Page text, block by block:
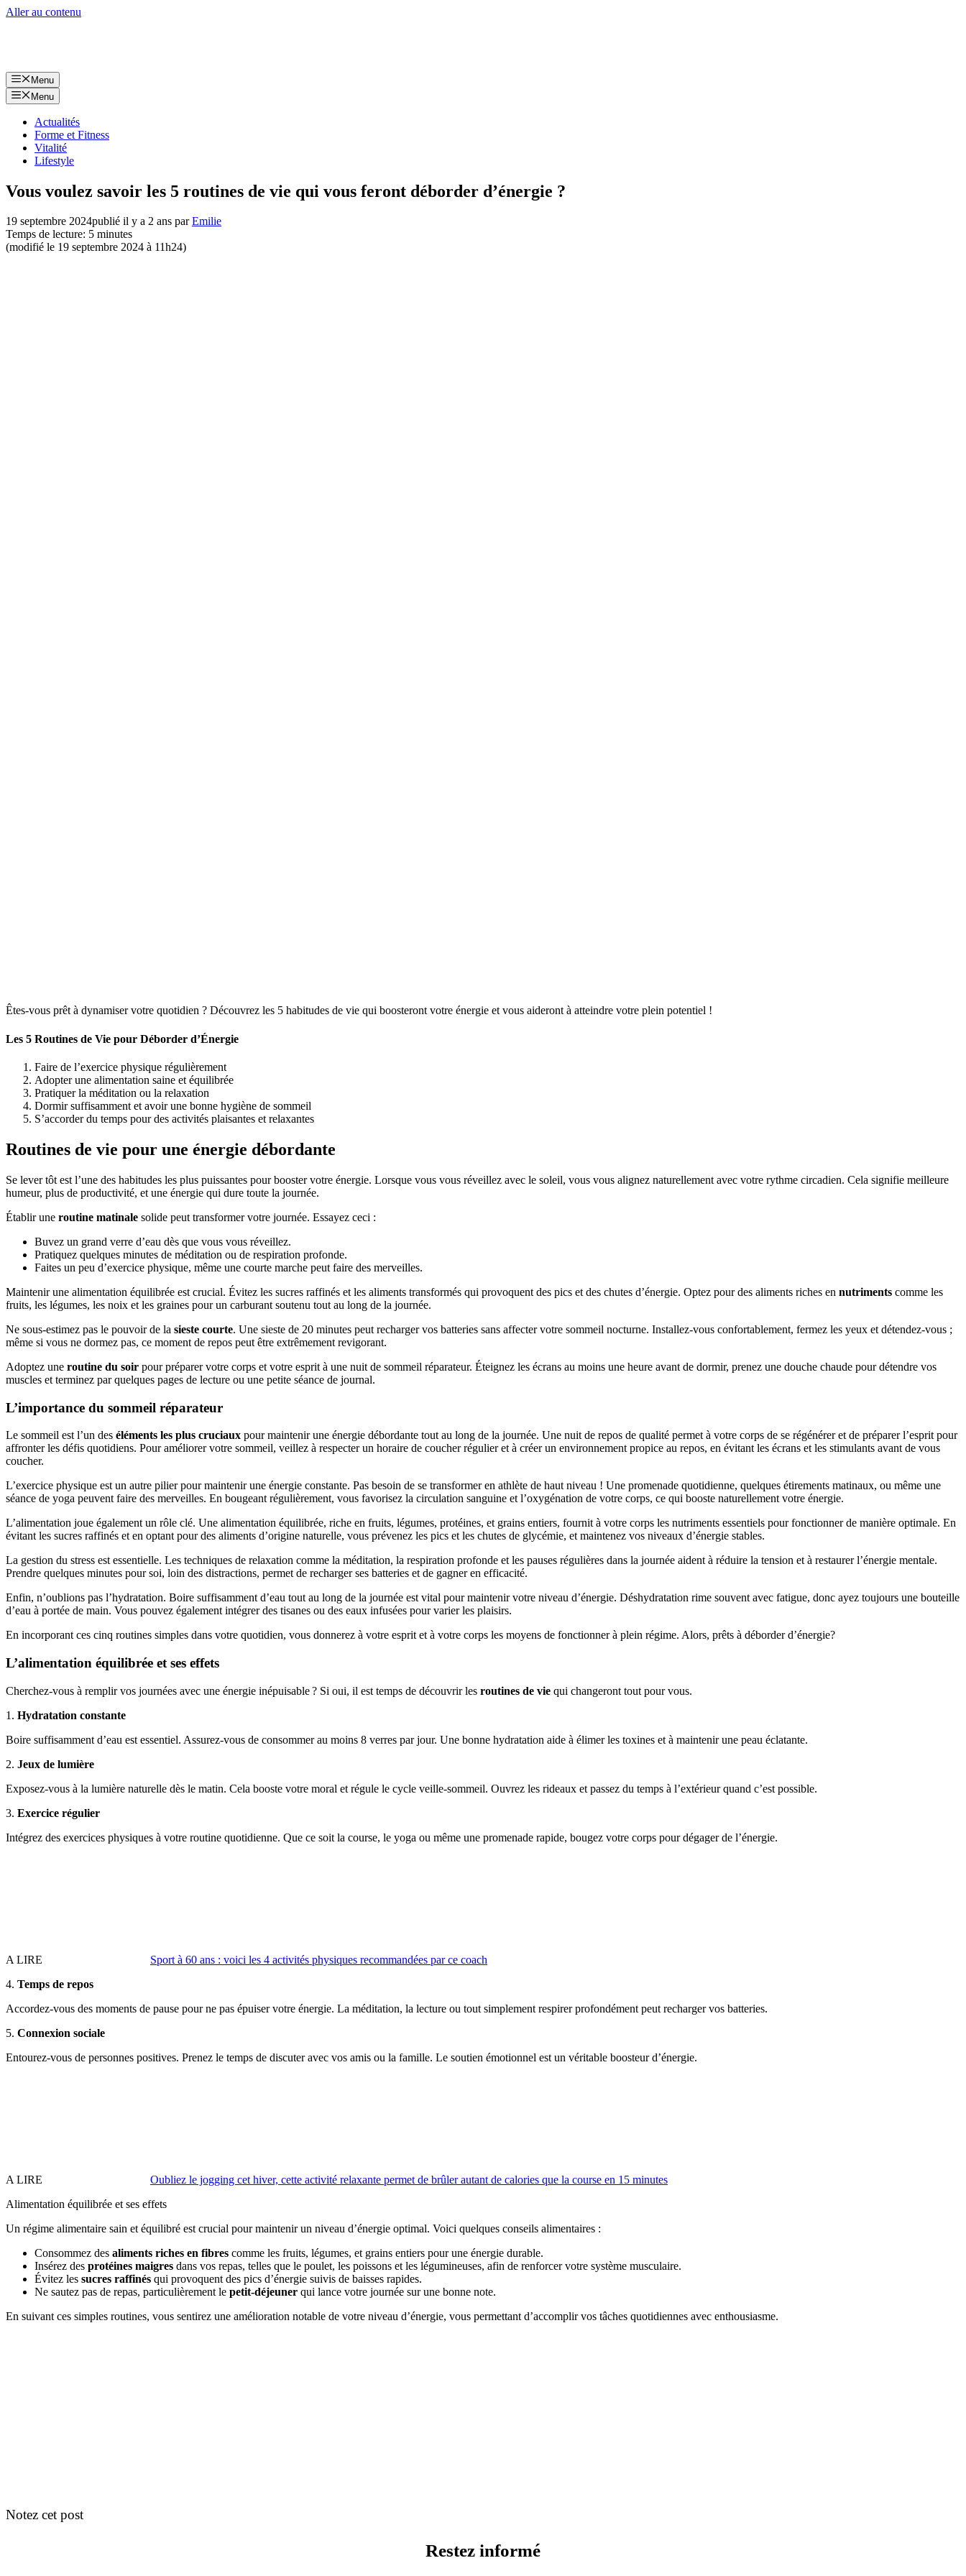
Aller au contenu
Menu
Menu
Actualités
Forme et Fitness
Vitalité
Lifestyle
Vous voulez savoir les 5 routines de vie qui vous feront déborder d’énergie ?
19 septembre 2024publié il y a 2 ans parEmilie
Temps de lecture: 5 minutes
(modifié le 19 septembre 2024 à 11h24)
Êtes-vous prêt à dynamiser votre quotidien ? Découvrez les 5 habitudes de vie qui boosteront votre énergie et vous aideront à atteindre votre plein potentiel !
Les 5 Routines de Vie pour Déborder d’Énergie
Faire de l’exercice physique régulièrement
Adopter une alimentation saine et équilibrée
Pratiquer la méditation ou la relaxation
Dormir suffisamment et avoir une bonne hygiène de sommeil
S’accorder du temps pour des activités plaisantes et relaxantes
Routines de vie pour une énergie débordante
Se lever tôt est l’une des habitudes les plus puissantes pour booster votre énergie. Lorsque vous vous réveillez avec le soleil, vous vous alignez naturellement avec votre rythme circadien. Cela signifie meilleure
humeur, plus de productivité, et une énergie qui dure toute la journée.
Établir une routine matinale solide peut transformer votre journée. Essayez ceci :
Buvez un grand verre d’eau dès que vous vous réveillez.
Pratiquez quelques minutes de méditation ou de respiration profonde.
Faites un peu d’exercice physique, même une courte marche peut faire des merveilles.
Maintenir une alimentation équilibrée est crucial. Évitez les sucres raffinés et les aliments transformés qui provoquent des pics et des chutes d’énergie. Optez pour des aliments riches en nutriments comme les
fruits, les légumes, les noix et les graines pour un carburant soutenu tout au long de la journée.
Ne sous-estimez pas le pouvoir de la sieste courte. Une sieste de 20 minutes peut recharger vos batteries sans affecter votre sommeil nocturne. Installez-vous confortablement, fermez les yeux et détendez-vous ;
même si vous ne dormez pas, ce moment de repos peut être extrêmement revigorant.
Adoptez une routine du soir pour préparer votre corps et votre esprit à une nuit de sommeil réparateur. Éteignez les écrans au moins une heure avant de dormir, prenez une douche chaude pour détendre vos
muscles et terminez par quelques pages de lecture ou une petite séance de journal.
L’importance du sommeil réparateur
Le sommeil est l’un des éléments les plus cruciaux pour maintenir une énergie débordante tout au long de la journée. Une nuit de repos de qualité permet à votre corps de se régénérer et de préparer l’esprit pour
affronter les défis quotidiens. Pour améliorer votre sommeil, veillez à respecter un horaire de coucher régulier et à créer un environnement propice au repos, en évitant les écrans et les stimulants avant de vous
coucher.
L’exercice physique est un autre pilier pour maintenir une énergie constante. Pas besoin de se transformer en athlète de haut niveau ! Une promenade quotidienne, quelques étirements matinaux, ou même une
séance de yoga peuvent faire des merveilles. En bougeant régulièrement, vous favorisez la circulation sanguine et l’oxygénation de votre corps, ce qui booste naturellement votre énergie.
L’alimentation joue également un rôle clé. Une alimentation équilibrée, riche en fruits, légumes, protéines, et grains entiers, fournit à votre corps les nutriments essentiels pour fonctionner de manière optimale. En
évitant les sucres raffinés et en optant pour des aliments d’origine naturelle, vous prévenez les pics et les chutes de glycémie, et maintenez vos niveaux d’énergie stables.
La gestion du stress est essentielle. Les techniques de relaxation comme la méditation, la respiration profonde et les pauses régulières dans la journée aident à réduire la tension et à restaurer l’énergie mentale.
Prendre quelques minutes pour soi, loin des distractions, permet de recharger ses batteries et de gagner en efficacité.
Enfin, n’oublions pas l’hydratation. Boire suffisamment d’eau tout au long de la journée est vital pour maintenir votre niveau d’énergie. Déshydratation rime souvent avec fatigue, donc ayez toujours une bouteille
d’eau à portée de main. Vous pouvez également intégrer des tisanes ou des eaux infusées pour varier les plaisirs.
En incorporant ces cinq routines simples dans votre quotidien, vous donnerez à votre esprit et à votre corps les moyens de fonctionner à plein régime. Alors, prêts à déborder d’énergie?
L’alimentation équilibrée et ses effets
Cherchez-vous à remplir vos journées avec une énergie inépuisable ? Si oui, il est temps de découvrir les routines de vie qui changeront tout pour vous.
1. Hydratation constante
Boire suffisamment d’eau est essentiel. Assurez-vous de consommer au moins 8 verres par jour. Une bonne hydratation aide à élimer les toxines et à maintenir une peau éclatante.
2. Jeux de lumière
Exposez-vous à la lumière naturelle dès le matin. Cela booste votre moral et régule le cycle veille-sommeil. Ouvrez les rideaux et passez du temps à l’extérieur quand c’est possible.
3. Exercice régulier
Intégrez des exercices physiques à votre routine quotidienne. Que ce soit la course, le yoga ou même une promenade rapide, bougez votre corps pour dégager de l’énergie.
A LIRE
Sport à 60 ans : voici les 4 activités physiques recommandées par ce coach
4. Temps de repos
Accordez-vous des moments de pause pour ne pas épuiser votre énergie. La méditation, la lecture ou tout simplement respirer profondément peut recharger vos batteries.
5. Connexion sociale
Entourez-vous de personnes positives. Prenez le temps de discuter avec vos amis ou la famille. Le soutien émotionnel est un véritable boosteur d’énergie.
A LIRE
Oubliez le jogging cet hiver, cette activité relaxante permet de brûler autant de calories que la course en 15 minutes
Alimentation équilibrée et ses effets
Un régime alimentaire sain et équilibré est crucial pour maintenir un niveau d’énergie optimal. Voici quelques conseils alimentaires :
Consommez des aliments riches en fibres comme les fruits, légumes, et grains entiers pour une énergie durable.
Insérez des protéines maigres dans vos repas, telles que le poulet, les poissons et les légumineuses, afin de renforcer votre système musculaire.
Évitez les sucres raffinés qui provoquent des pics d’énergie suivis de baisses rapides.
Ne sautez pas de repas, particulièrement le petit-déjeuner qui lance votre journée sur une bonne note.
En suivant ces simples routines, vous sentirez une amélioration notable de votre niveau d’énergie, vous permettant d’accomplir vos tâches quotidiennes avec enthousiasme.
Notez cet post
Restez informé